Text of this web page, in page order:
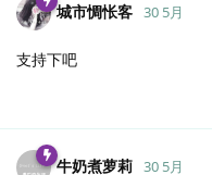
城市惆怅客 30 5月
支持下吧
牛奶煮萝莉 30 5月